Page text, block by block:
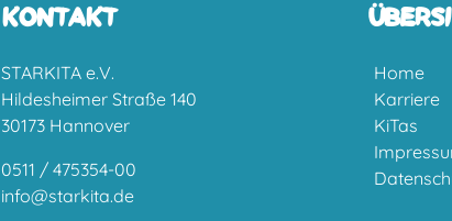
KONTAKT
STARKITA e.V.
Hildesheimer Straße 140
30173 Hannover
0511 / 475354-00
info@starkita.de
Home
Karriere
KiTas